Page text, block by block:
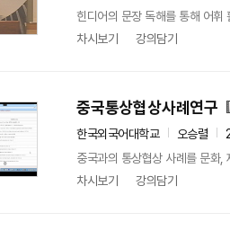
힌디어의 문장 독해를 통해 어휘
차시보기
강의담기
중국통상협상사례연구
한국외국어대학교 오승렬
중국과의 통상협상 사례를 문화
차시보기
강의담기